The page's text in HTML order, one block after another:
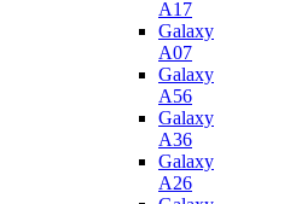
A17
Galaxy
A07
Galaxy
A56
Galaxy
A36
Galaxy
A26